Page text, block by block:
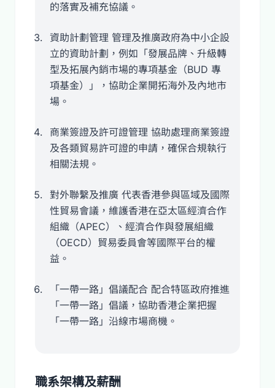
的落實及補充協議。
資助計劃管理 管理及推廣政府為中小企設
立的資助計劃，例如「發展品牌、升級轉
型及拓展內銷市場的專項基金（BUD 專
項基金）」，協助企業開拓海外及內地市
場。
商業簽證及許可證管理 協助處理商業簽證
及各類貿易許可證的申請，確保合規執行
相關法規。
對外聯繫及推廣 代表香港參與區域及國際
性貿易會議，維護香港在亞太區經濟合作
組織（APEC）、經濟合作與發展組織
（OECD）貿易委員會等國際平台的權
益。
「一帶一路」倡議配合 配合特區政府推進
「一帶一路」倡議，協助香港企業把握
「一帶一路」沿線市場商機。
職系架構及薪酬